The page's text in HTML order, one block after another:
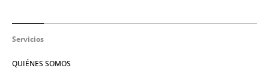
Servicios
QUIÉNES SOMOS